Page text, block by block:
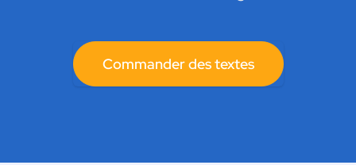
Commander des textes